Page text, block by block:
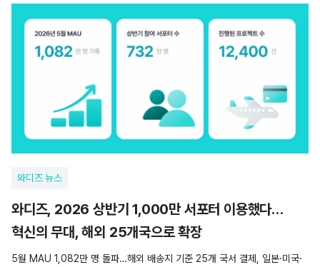
와디즈 뉴스
와디즈, 2026 상반기 1,000만 서포터 이용했다…
혁신의 무대, 해외 25개국으로 확장
5월 MAU 1,082만 명 돌파…해외 배송지 기준 25개 국서 결제, 일본·미국·